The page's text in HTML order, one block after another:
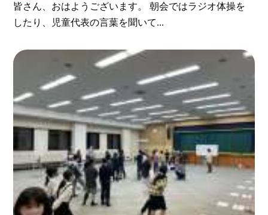
皆さん、おはようございます。 朝会ではラジオ体操を
したり、児童代表の言葉を聞いて...